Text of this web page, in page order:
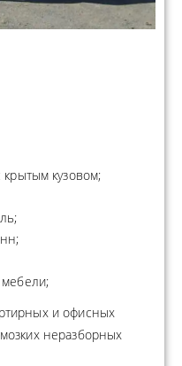
кузовом;
и офисных
неразборных